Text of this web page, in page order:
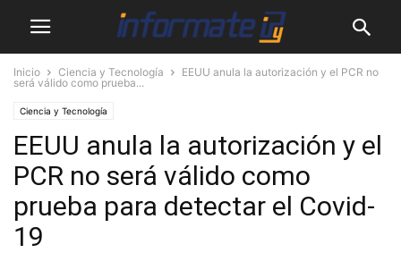
Inicio Ciencia y Tecnología
EEUU anula la autorización y el PCR no
será válido como prueba...
Ciencia y Tecnología
EEUU anula la autorización y el
PCR no será válido como
prueba para detectar el Covid-
19